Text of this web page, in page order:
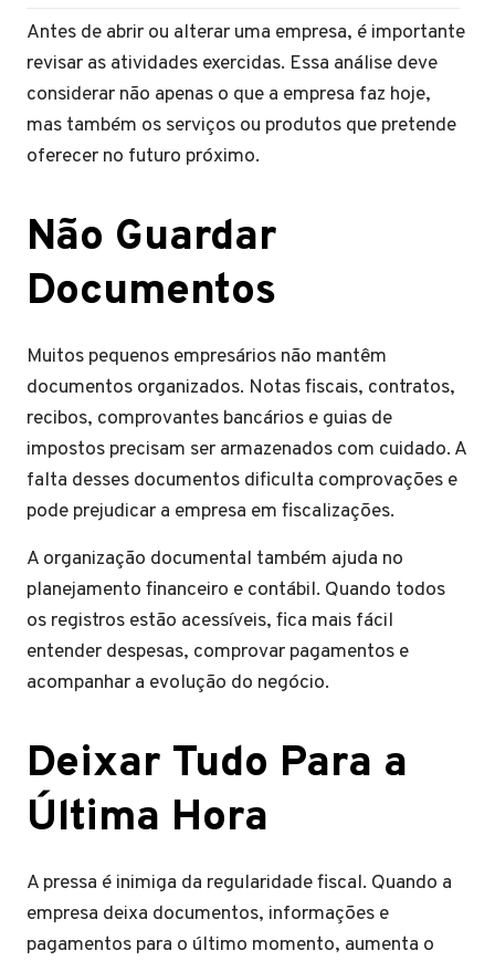
Antes de abrir ou alterar uma empresa, é importante
revisar as atividades exercidas. Essa análise deve
considerar não apenas o que a empresa faz hoje,
mas também os serviços ou produtos que pretende
oferecer no futuro próximo.
Não Guardar
Documentos
Muitos pequenos empresários não mantêm
documentos organizados. Notas fiscais, contratos,
recibos, comprovantes bancários e guias de
impostos precisam ser armazenados com cuidado. A
falta desses documentos dificulta comprovações e
pode prejudicar a empresa em fiscalizações.
A organização documental também ajuda no
planejamento financeiro e contábil. Quando todos
os registros estão acessíveis, fica mais fácil
entender despesas, comprovar pagamentos e
acompanhar a evolução do negócio.
Deixar Tudo Para a
Última Hora
A pressa é inimiga da regularidade fiscal. Quando a
empresa deixa documentos, informações e
pagamentos para o último momento, aumenta o